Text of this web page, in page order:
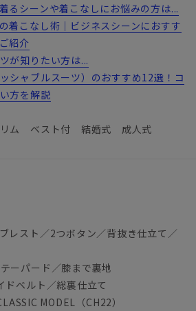
るシーンや着こなしにお悩みの方は...
着こなし術｜ビジネスシーンにおすす
紹介
が知りたい方は...
シャブルスーツ）のおすすめ12選！コ
方を解説
ム ベスト付 結婚式 成人式
レスト／2つボタン／背抜き仕立て／
ーパード／膝まで裏地
ドベルト／総裏仕立て
MODEL（CH22）